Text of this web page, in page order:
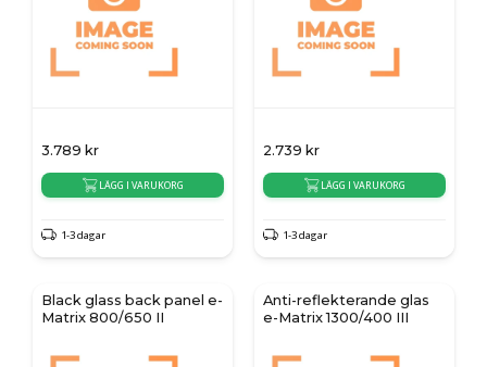
3.789 kr
LÄGG I VARUKORG
1-3 dagar
2.739 kr
LÄGG I VARUKORG
1-3 dagar
Black glass back panel e-
Matrix 800/650 II
Anti-reflekterande glas
e-Matrix 1300/400 III